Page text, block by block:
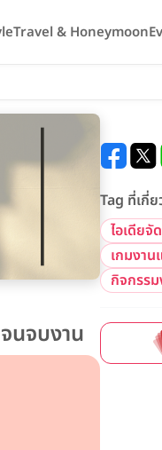
Travel & Honeymoon
นจบงาน
Tag ที่เกี่
ไอเดียจั
เกมงา
กิจกรร